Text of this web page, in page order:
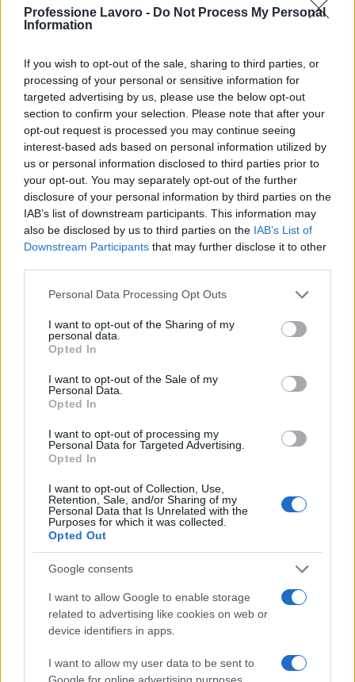
Professione Lavoro - Do Not Process My Personal
Information
If you wish to opt-out of the sale, sharing to third parties, or
processing of your personal or sensitive information for
targeted advertising by us, please use the below opt-out
section to confirm your selection. Please note that after your
opt-out request is processed you may continue seeing
interest-based ads based on personal information utilized by
us or personal information disclosed to third parties prior to
your opt-out. You may separately opt-out of the further
disclosure of your personal information by third parties on the
IAB’s list of downstream participants. This information may
also be disclosed by us to third parties on the IAB’s List of
Downstream Participants that may further disclose it to other
Please note that this website/app uses one or more Google
not limited to your visit or usage behaviour. You may click to
grant or deny consent to Google and its third-party tags to
use your data for below specified purposes in below Google
consent section.
Personal Data Processing Opt Outs
I want to opt-out of the Sharing of my
personal data.
Opted In
I want to opt-out of the Sale of my
Personal Data.
Opted In
I want to opt-out of processing my
Personal Data for Targeted Advertising.
Opted In
I want to opt-out of Collection, Use,
Retention, Sale, and/or Sharing of my
Personal Data that Is Unrelated with the
Purposes for which it was collected.
Opted Out
Google consents
I want to allow Google to enable storage
related to advertising like cookies on web or
device identifiers in apps.
I want to allow my user data to be sent to
Google for online advertising purposes.
Quadrelle, opposizione critica gestione comunale
dopo 75 giorni
Paolo Mariani · 9 Ago 2026
70° anniversario della tragedia di Marcinelle: omaggi
e riflessioni
Andrea Innocenti · 9 Ago 2026
BREAKING NEWS